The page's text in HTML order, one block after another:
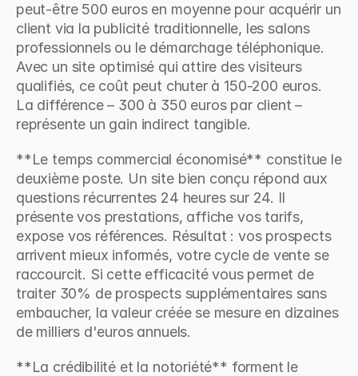
peut-être 500 euros en moyenne pour acquérir un
client via la publicité traditionnelle, les salons
professionnels ou le démarchage téléphonique.
Avec un site optimisé qui attire des visiteurs
qualifiés, ce coût peut chuter à 150-200 euros.
La différence – 300 à 350 euros par client –
représente un gain indirect tangible.
**Le temps commercial économisé** constitue le
deuxième poste. Un site bien conçu répond aux
questions récurrentes 24 heures sur 24. Il
présente vos prestations, affiche vos tarifs,
expose vos références. Résultat : vos prospects
arrivent mieux informés, votre cycle de vente se
raccourcit. Si cette efficacité vous permet de
traiter 30% de prospects supplémentaires sans
embaucher, la valeur créée se mesure en dizaines
de milliers d'euros annuels.
**La crédibilité et la notoriété** forment le